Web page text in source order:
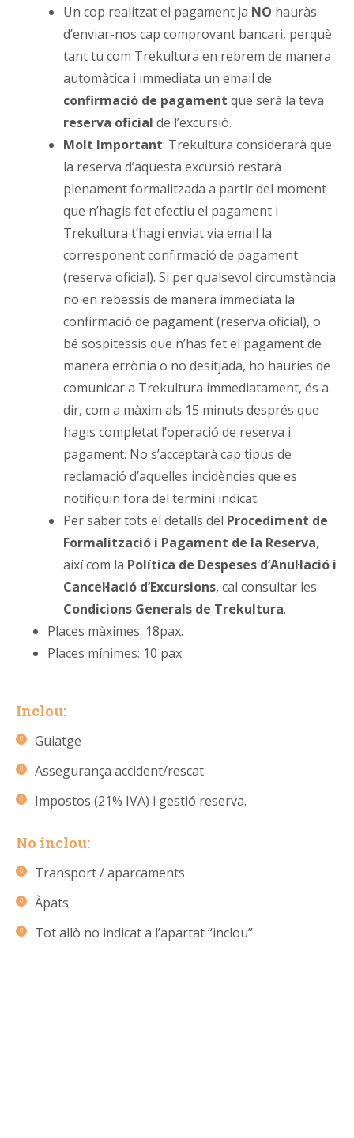
Un cop realitzat el pagament ja NO hauràs
d’enviar-nos cap comprovant bancari, perquè
tant tu com Trekultura en rebrem de manera
automàtica i immediata un email de
confirmació de pagament que serà la teva
reserva oficial de l’excursió.
Molt Important: Trekultura considerarà que
la reserva d’aquesta excursió restarà
plenament formalitzada a partir del moment
que n’hagis fet efectiu el pagament i
Trekultura t’hagi enviat via email la
corresponent confirmació de pagament
(reserva oficial). Si per qualsevol circumstància
no en rebessis de manera immediata la
confirmació de pagament (reserva oficial), o
bé sospitessis que n’has fet el pagament de
manera errònia o no desitjada, ho hauries de
comunicar a Trekultura immediatament, és a
dir, com a màxim als 15 minuts després que
hagis completat l’operació de reserva i
pagament. No s’acceptarà cap tipus de
reclamació d’aquelles incidències que es
notifiquin fora del termini indicat.
Per saber tots el detalls del Procediment de
Formalització i Pagament de la Reserva,
així com la Política de Despeses d’Anul·lació i
Cancel·lació d’Excursions, cal consultar les
Condicions Generals de Trekultura.
Places màximes: 18pax.
Places mínimes: 10 pax
Inclou:
Guiatge
Assegurança accident/rescat
Impostos (21% IVA) i gestió reserva.
No inclou:
Transport / aparcaments
Àpats
Tot allò no indicat a l’apartat “inclou”